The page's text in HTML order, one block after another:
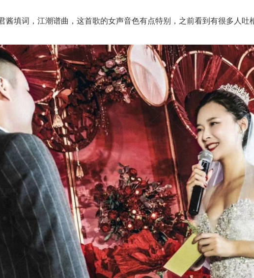
填词，江潮谱曲，这首歌的女声音色有点特别，之前看到有很多人吐